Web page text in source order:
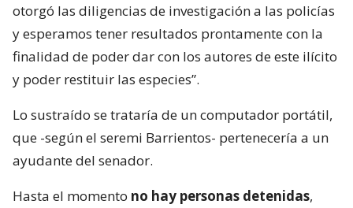
otorgó las diligencias de investigación a las policías
y esperamos tener resultados prontamente con la
finalidad de poder dar con los autores de este ilícito
y poder restituir las especies”.
Lo sustraído se trataría de un computador portátil,
que -según el seremi Barrientos- pertenecería a un
ayudante del senador.
Hasta el momento no hay personas detenidas,